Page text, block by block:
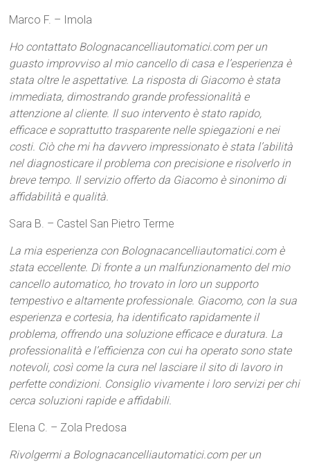
Marco F. – Imola
Ho contattato Bolognacancelliautomatici.com per un
guasto improvviso al mio cancello di casa e l’esperienza è
stata oltre le aspettative. La risposta di Giacomo è stata
immediata, dimostrando grande professionalità e
attenzione al cliente. Il suo intervento è stato rapido,
efficace e soprattutto trasparente nelle spiegazioni e nei
costi. Ciò che mi ha davvero impressionato è stata l’abilità
nel diagnosticare il problema con precisione e risolverlo in
breve tempo. Il servizio offerto da Giacomo è sinonimo di
affidabilità e qualità.
Sara B. – Castel San Pietro Terme
La mia esperienza con Bolognacancelliautomatici.com è
stata eccellente. Di fronte a un malfunzionamento del mio
cancello automatico, ho trovato in loro un supporto
tempestivo e altamente professionale. Giacomo, con la sua
esperienza e cortesia, ha identificato rapidamente il
problema, offrendo una soluzione efficace e duratura. La
professionalità e l’efficienza con cui ha operato sono state
notevoli, così come la cura nel lasciare il sito di lavoro in
perfette condizioni. Consiglio vivamente i loro servizi per chi
cerca soluzioni rapide e affidabili.
Elena C. – Zola Predosa
Rivolgermi a Bolognacancelliautomatici.com per un